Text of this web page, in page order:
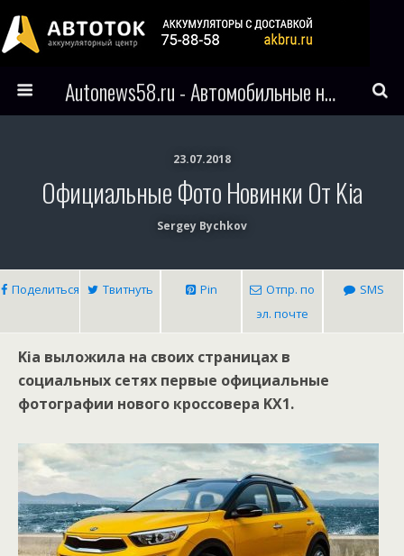
Autonews58.ru - Автомобильные новости Пензы и всего мира
23.07.2018
Официальные Фото Новинки От Kia
Sergey Bychkov
Поделиться Твитнуть Pin
Отпр. по
эл. почте
SMS
Kia выложила на своих страницах в
социальных сетях первые официальные
фотографии нового кроссовера KX1.